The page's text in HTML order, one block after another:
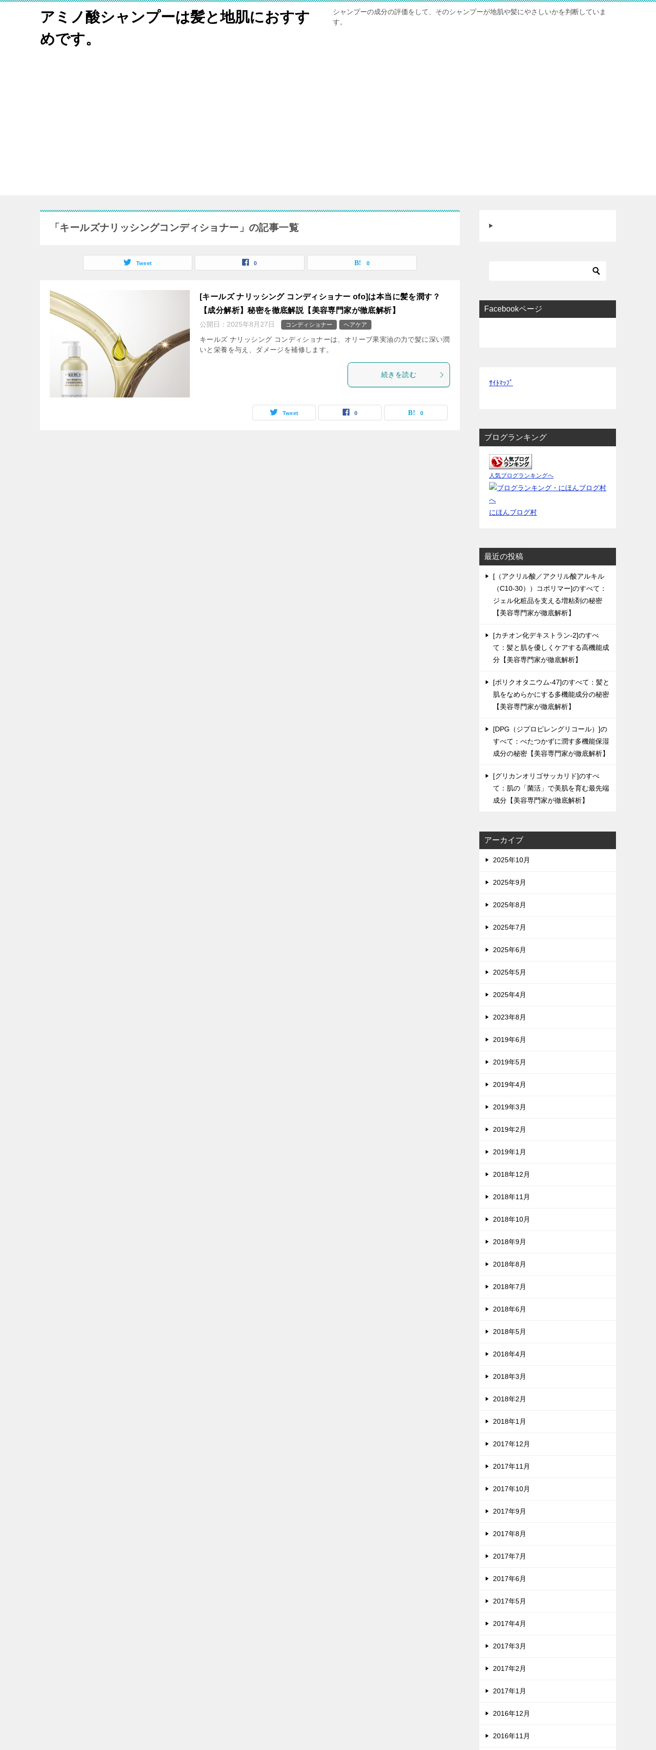
アミノ酸シャンプーは髪と地肌におすす
めです。
シャンプーの成分の評価をして、そのシャンプーが地肌や髪にやさしいかを判断していま
す。
「キールズナリッシングコンディショナー」の記事一覧
Tweet 0 0
[キールズ ナリッシング コンディショナー ofo]は本当に髪を潤す？
【成分解析】秘密を徹底解説【美容専門家が徹底解析】
公開日： 2025年8月27日 コンディショナー ヘアケア
キールズ ナリッシング コンディショナーは、オリーブ果実油の力で髪に深い潤
いと栄養を与え、ダメージを補修します。
続きを読む
Tweet 0 0
Facebookページ
ｻｲﾄﾏｯﾌﾟ
ブログランキング
人気ブログランキングへ
にほんブログ村
最近の投稿
[（アクリル酸／アクリル酸アルキル
（C10-30））コポリマー]のすべて：
ジェル化粧品を支える増粘剤の秘密
【美容専門家が徹底解析】
[カチオン化デキストラン-2]のすべ
て：髪と肌を優しくケアする高機能成
分【美容専門家が徹底解析】
[ポリクオタニウム-47]のすべて：髪と
肌をなめらかにする多機能成分の秘密
【美容専門家が徹底解析】
[DPG（ジプロピレングリコール）]の
すべて：べたつかずに潤す多機能保湿
成分の秘密【美容専門家が徹底解析】
[グリカンオリゴサッカリド]のすべ
て：肌の「菌活」で美肌を育む最先端
成分【美容専門家が徹底解析】
アーカイブ
2025年10月
2025年9月
2025年8月
2025年7月
2025年6月
2025年5月
2025年4月
2023年8月
2019年6月
2019年5月
2019年4月
2019年3月
2019年2月
2019年1月
2018年12月
2018年11月
2018年10月
2018年9月
2018年8月
2018年7月
2018年6月
2018年5月
2018年4月
2018年3月
2018年2月
2018年1月
2017年12月
2017年11月
2017年10月
2017年9月
2017年8月
2017年7月
2017年6月
2017年5月
2017年4月
2017年3月
2017年2月
2017年1月
2016年12月
2016年11月